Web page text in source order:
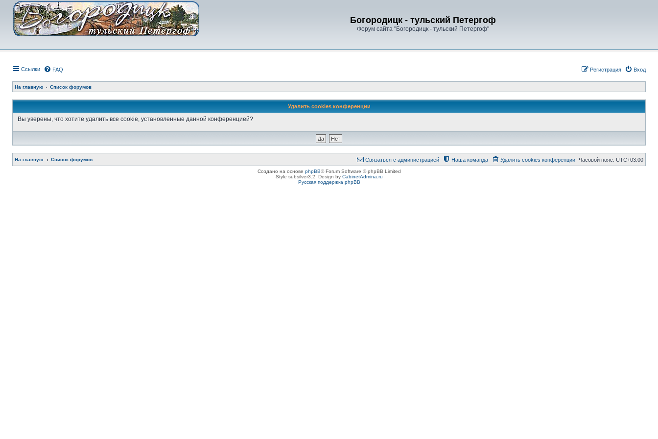
Богородицк - тульский Петергоф
Форум сайта "Богородицк - тульский Петергоф"
Ссылки FAQ Вход
Регистрация
На главную Список форумов
Удалить cookies конференции
Вы уверены, что хотите удалить все cookie, установленные данной конференцией?
На главную Список форумов Часовой пояс: UTC+03:00
Удалить cookies конференции
Наша команда
Связаться с администрацией
Создано на основе phpBB® Forum Software © phpBB Limited
Style subsilver3.2. Design by CabinetAdmina.ru
Русская поддержка phpBB